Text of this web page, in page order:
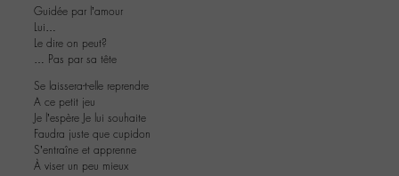
Guidée par l’amour
Lui…
Le dire on peut?
… Pas par sa tête
Se laissera-t-elle reprendre
A ce petit jeu
Je l’espère Je lui souhaite
Faudra juste que cupidon
S’entraîne et apprenne
À viser un peu mieux